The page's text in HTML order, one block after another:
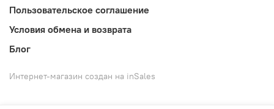
Пользовательское соглашение
Условия обмена и возврата
Блог
Интернет-магазин создан на inSales